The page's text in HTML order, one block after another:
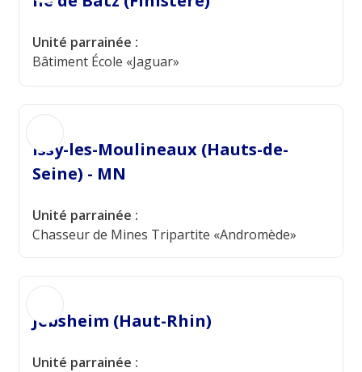
Unité parrainée :
Bâtiment École «Jaguar»
Issy-les-Moulineaux (Hauts-de-
Seine) - MN
Unité parrainée :
Chasseur de Mines Tripartite «Andromède»
Jebsheim (Haut-Rhin)
Unité parrainée :